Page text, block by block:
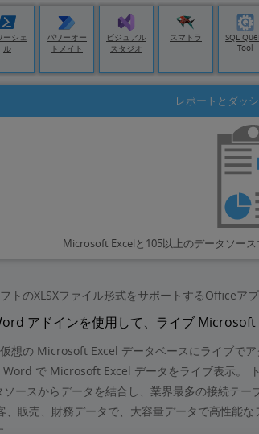
ーシェ
ル
パワーオー
トメイト
ビジュアル
スタジオ
スマトラ
SQL
Tool
レポートとダッ
Microsoft Excelと105以上のデータソー
のXLSXファイル形式をサポートするOfficeアプ
アドインを使用して、ライブ
想の Microsoft Excel データベースにライブでア
で Microsoft Excel データをライブ表示。
ースからデータを結合し、業界最多の接続テー
販売、財務データで、大容量データで高性能な